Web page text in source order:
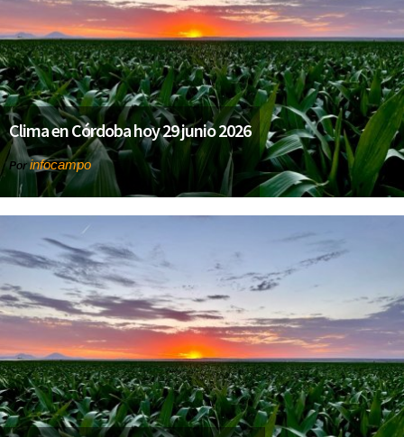
Clima en Córdoba hoy 29 junio 2026
Porinfocampo